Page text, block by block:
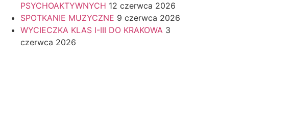
PSYCHOAKTYWNYCH 12 czerwca 2026
SPOTKANIE MUZYCZNE 9 czerwca 2026
WYCIECZKA KLAS I-III DO KRAKOWA 3
czerwca 2026